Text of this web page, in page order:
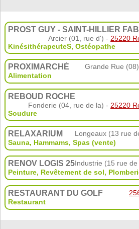
PROST GUY - SAINT-HILLIER
Arcier (01, rue d') - 25220
KinésithérapeuteS, Ostéopathe
PROXIMARCHÉ Grande Rue
Alimentation
REBOUD ROCHE
Fonderie (04, rue de la) - 25220
Soudure
RELAXARIUM Longeaux (13 rue
Sauna, Hammams, Spas (vente)
RENOV LOGIS 25Industrie (15 rue de
Peinture, Revêtement de sol,
RESTAURANT DU GOLF
Restaurant